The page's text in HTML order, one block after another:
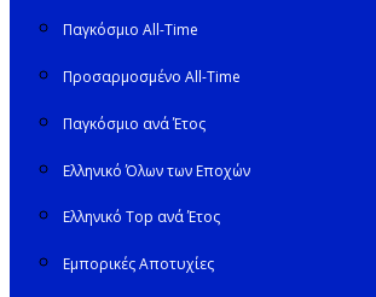
Παγκόσμιο All-Time
Προσαρμοσμένο All-Time
Παγκόσμιο ανά Έτος
Ελληνικό Όλων των Εποχών
Ελληνικό Top ανά Έτος
Εμπορικές Αποτυχίες